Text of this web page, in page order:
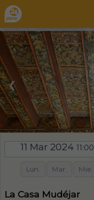
❮
11 Mar 202411:00
Lun. Mar. Mie.
La Casa Mudéjar